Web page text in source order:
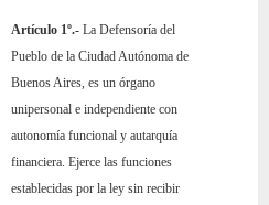
Artículo 1º.- La Defensoría del
Pueblo de la Ciudad Autónoma de
Buenos Aires, es un órgano
unipersonal e independiente con
autonomía funcional y autarquía
financiera. Ejerce las funciones
establecidas por la ley sin recibir